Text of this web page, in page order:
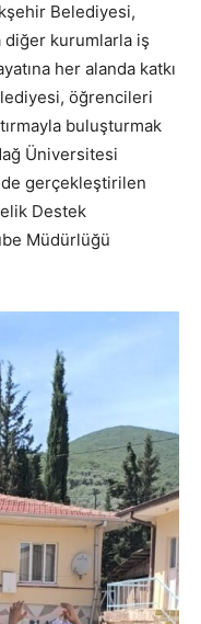
Belediyesi,
diğer kurumlarla iş
her alanda katkı
öğrencileri
buluşturmak
Üniversitesi
gerçekleştirilen
Destek
Müdürlüğü